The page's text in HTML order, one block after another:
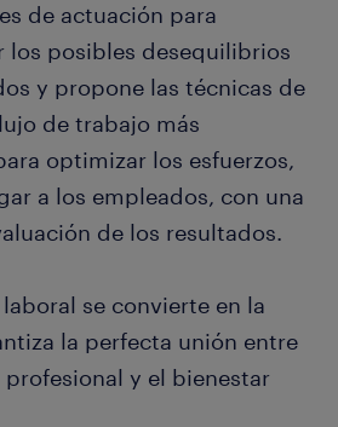
de actuación para
los posibles desequilibrios
y propone las técnicas de
de trabajo más
optimizar los esfuerzos,
a los empleados, con una
de los resultados.
se convierte en la
la perfecta unión entre
y el bienestar